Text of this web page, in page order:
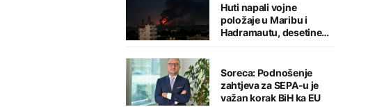
Huti napali vojne
položaje u Maribu i
Hadramautu, desetine
stradalih
Soreca: Podnošenje
zahtjeva za SEPA-u je
važan korak BiH ka EU